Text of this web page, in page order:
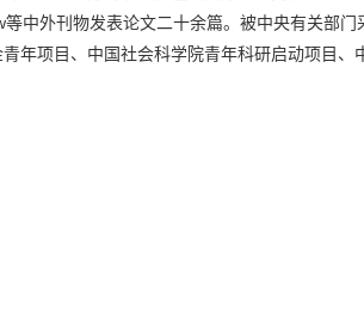
中外刊物发表论文二十余篇。被中央有关部
年项目、中国社会科学院青年科研启动项目